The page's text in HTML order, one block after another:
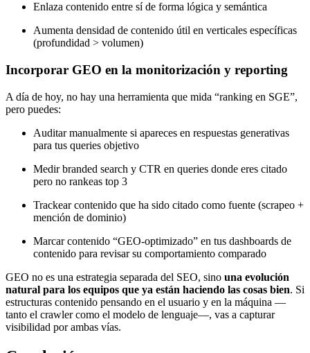
Enlaza contenido entre sí de forma lógica y semántica
Aumenta densidad de contenido útil en verticales específicas
(profundidad > volumen)
Incorporar GEO en la monitorización y reporting
A día de hoy, no hay una herramienta que mida “ranking en SGE”,
pero puedes:
Auditar manualmente si apareces en respuestas generativas
para tus queries objetivo
Medir branded search y CTR en queries donde eres citado
pero no rankeas top 3
Trackear contenido que ha sido citado como fuente (scrapeo +
mención de dominio)
Marcar contenido “GEO-optimizado” en tus dashboards de
contenido para revisar su comportamiento comparado
GEO no es una estrategia separada del SEO, sino una evolución
natural para los equipos que ya están haciendo las cosas bien. Si
estructuras contenido pensando en el usuario y en la máquina —
tanto el crawler como el modelo de lenguaje—, vas a capturar
visibilidad por ambas vías.